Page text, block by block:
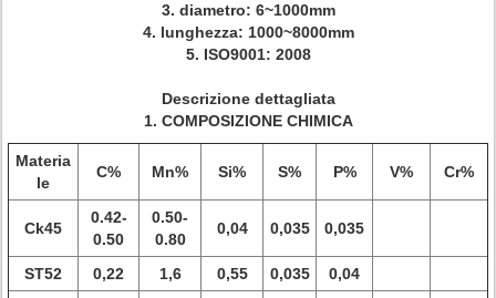
3. diametro: 6~1000mm
4. lunghezza: 1000~8000mm
5. ISO9001: 2008
Descrizione dettagliata
1. COMPOSIZIONE CHIMICA
Materia
le
C% Mn% Si% S% P% V% Cr%
Ck45
0.42-
0.50
0.50-
0.80
0,04 0,035 0,035
ST52 0,22 1,6 0,55 0,035
0,04